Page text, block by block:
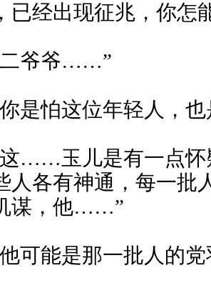
已经出现征兆，你怎
爷爷……”
是怕这位年轻人，也
……玉儿是有一点怀
人各有神通，每一批
谋，他……”
可能是那一批人的党